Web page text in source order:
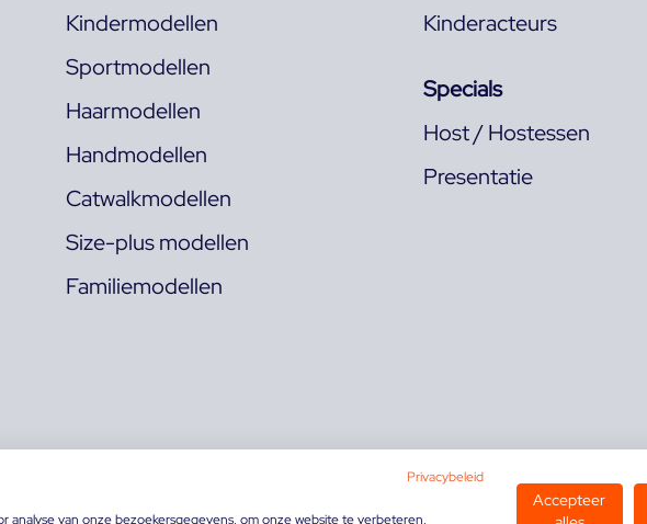
Kindermodellen
Sportmodellen
Haarmodellen
Handmodellen
Catwalkmodellen
Size-plus modellen
Familiemodellen
Kinderacteurs
Specials
Host / Hostessen
Presentatie
Privacybeleid
analyse van onze bezoekersgegevens, om onze website te verbeteren,
Accepteer